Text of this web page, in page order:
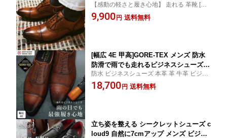
アシックス テクシーリュクス texcy lux
e レザー 本革 ビジネスシューズ ビジネ
【感動の軽さと履き心地】 走れる 革靴 [ア
シックス テクシーリュクスシリーズ] 本革
ビジネスシューズ 疲れない 大きいサイズ
9,900円 送料無料
[幅広 4E 甲高]GORE-TEX メンズ 防水
防滑で雨でも走れるビジネスシューズ
アシックス 通勤 雪 靴 texcy luxe テク
シーリュクス asics スクエアトゥ 革靴
防水 ビジネスシューズ 本革 革 牛革 ビジネ
ス 黒 ブラック ストレートチップ 仕事 就活
新卒 ローファー 革靴 雨 台風 4E レインシ
18,700円 送料無料
立ち姿を整える シークレットシューズ c
loud9 自然に7cmアップ メンズ ビジネ